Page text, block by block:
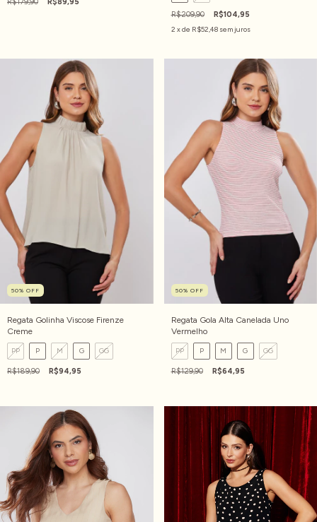
R$179,90
R$89,95
R$209,90
R$104,95
2 x de R$52,48 sem juros
50% OFF
Regata Golinha Viscose Firenze
Creme
PP P M G GG
R$189,90 R$94,95
50% OFF
Regata Gola Alta Canelada Uno
Vermelho
PP P M G GG
R$129,90 R$64,95